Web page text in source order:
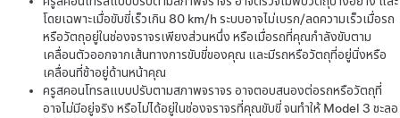
โดยเฉพาะเมื่อขับขี่เร็วเกิน 80 km/h ระบบอาจไม่เบรก/ลดความเร็วเมื่อรถ
หรือวัตถุอยู่ในช่องจราจรเพียงส่วนหนึ่ง หรือเมื่อรถที่คุณกำลังขับตาม
เคลื่อนตัวออกจากเส้นทางการขับขี่ของคุณ และมีรถหรือวัตถุที่อยู่นิ่งหรือ
เคลื่อนที่ช้าอยู่ด้านหน้าคุณ
ครูสคอนโทรลแบบปรับตามสภาพจราจร อาจตอบสนองต่อรถหรือวัตถุที่
อาจไม่มีอยู่จริง หรือไม่ได้อยู่ในช่องจราจรที่คุณขับขี่ จนทำให้ Model 3 ชะลอ